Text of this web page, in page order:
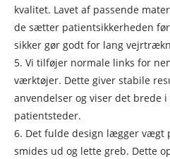
kvalitet. Lavet af passende
de sætter patientsikkerheden
sikker gør godt for lang
5. Vi tilføjer normale links for
værktøjer. Dette giver stabile
anvendelser og viser det brede
patientsteder.
6. Det fulde design lægger vægt
smides ud og lette greb. Dette